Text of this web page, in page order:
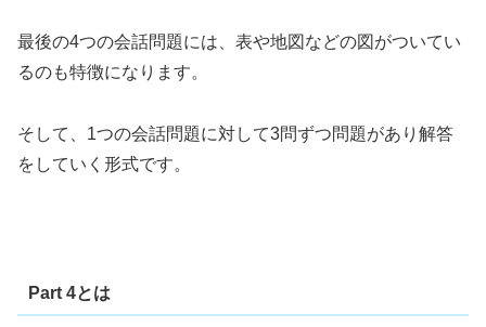
最後の4つの会話問題には、表や地図などの図がついてい
るのも特徴になります。
そして、1つの会話問題に対して3問ずつ問題があり解答
をしていく形式です。
Part 4とは